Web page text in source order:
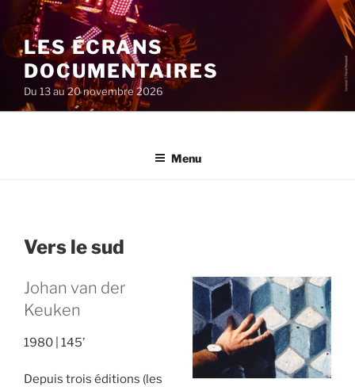
au
contenu
principal
LES ÉCRANS
DOCUMENTAIRES
Du 13 au 20 novembre 2026
Menu
Vers le sud
Johan van der
Keuken
1980 145’
Depuis trois éditions (les